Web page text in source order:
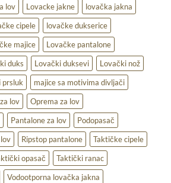
lov Lovacke jakne
lovačka jakna
cipele
lovačke dukserice
majice
Lovačke pantalone
duks Lovački duksevi
Lovački nož
prsluk
majice sa motivima divljači
lov
Oprema za lov
Pantalone za lov
Podopasač
Ripstop pantalone
Taktičke cipele
opasač
Taktički ranac
Vodootporna lovačka jakna